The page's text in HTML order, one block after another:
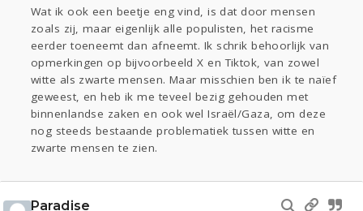
Wat ik ook een beetje eng vind, is dat door mensen
zoals zij, maar eigenlijk alle populisten, het racisme
eerder toeneemt dan afneemt. Ik schrik behoorlijk van
opmerkingen op bijvoorbeeld X en Tiktok, van zowel
witte als zwarte mensen. Maar misschien ben ik te naïef
geweest, en heb ik me teveel bezig gehouden met
binnenlandse zaken en ook wel Israël/Gaza, om deze
nog steeds bestaande problematiek tussen witte en
zwarte mensen te zien.
Paradise